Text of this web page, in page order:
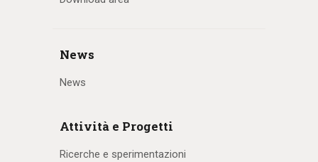
News
News
Attività e Progetti
Ricerche e sperimentazioni